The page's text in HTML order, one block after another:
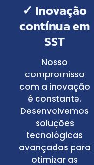
✓ Inovação
contínua em
SST
Nosso
compromisso
com a inovação
é constante.
Desenvolvemos
soluções
tecnológicas
avançadas para
otimizar as